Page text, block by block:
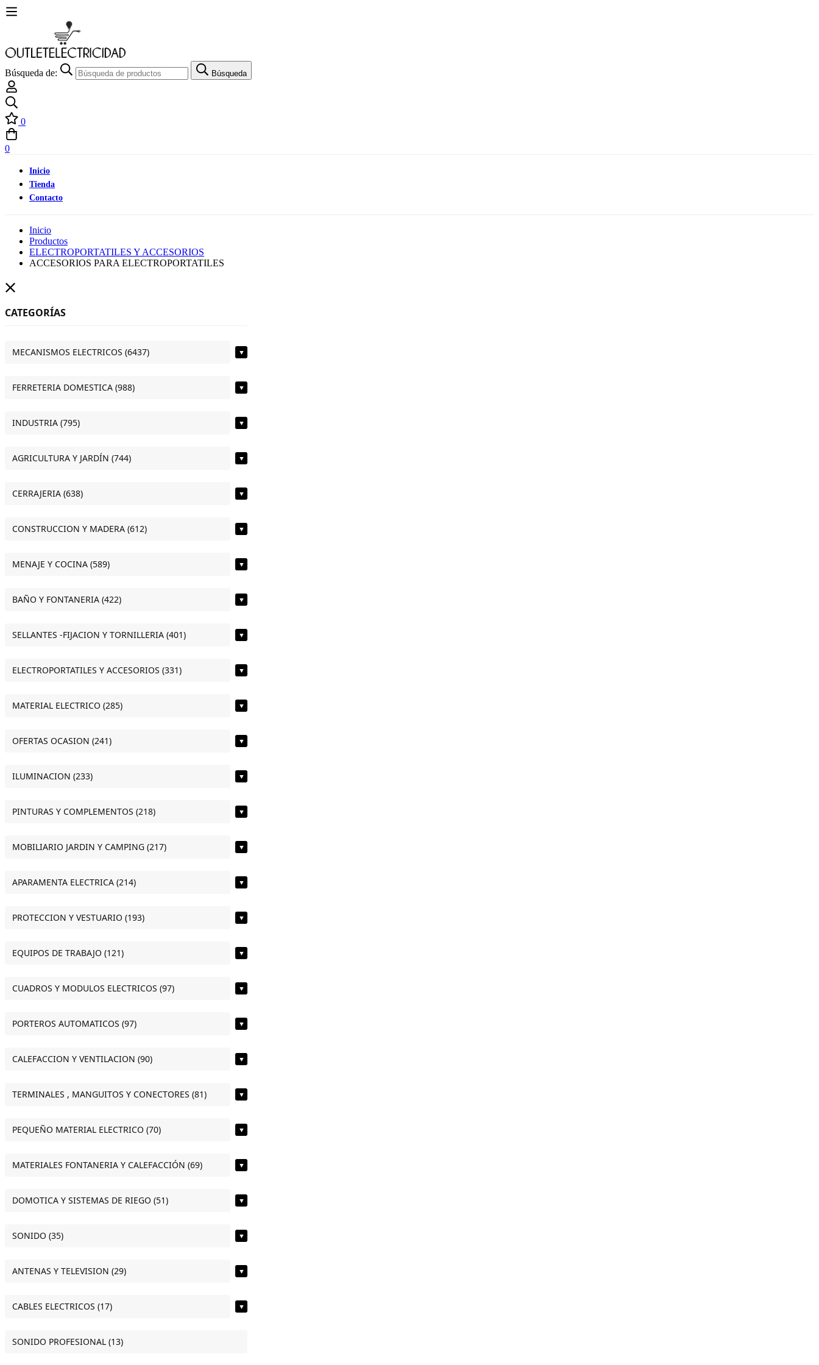
Búsqueda de: Búsqueda
0
0
Inicio
Tienda
Contacto
Inicio
Productos
ELECTROPORTATILES Y ACCESORIOS
ACCESORIOS PARA ELECTROPORTATILES
CATEGORÍAS
MECANISMOS ELECTRICOS (6437) ▼
FERRETERIA DOMESTICA (988) ▼
INDUSTRIA (795) ▼
AGRICULTURA Y JARDÍN (744) ▼
CERRAJERIA (638) ▼
CONSTRUCCION Y MADERA (612) ▼
MENAJE Y COCINA (589) ▼
BAÑO Y FONTANERIA (422) ▼
SELLANTES -FIJACION Y TORNILLERIA (401) ▼
ELECTROPORTATILES Y ACCESORIOS (331) ▼
MATERIAL ELECTRICO (285) ▼
OFERTAS OCASION (241) ▼
ILUMINACION (233) ▼
PINTURAS Y COMPLEMENTOS (218) ▼
MOBILIARIO JARDIN Y CAMPING (217) ▼
APARAMENTA ELECTRICA (214) ▼
PROTECCION Y VESTUARIO (193) ▼
EQUIPOS DE TRABAJO (121) ▼
CUADROS Y MODULOS ELECTRICOS (97) ▼
PORTEROS AUTOMATICOS (97) ▼
CALEFACCION Y VENTILACION (90) ▼
TERMINALES , MANGUITOS Y CONECTORES (81) ▼
PEQUEÑO MATERIAL ELECTRICO (70) ▼
MATERIALES FONTANERIA Y CALEFACCIÓN (69) ▼
DOMOTICA Y SISTEMAS DE RIEGO (51) ▼
SONIDO (35) ▼
ANTENAS Y TELEVISION (29) ▼
CABLES ELECTRICOS (17) ▼
SONIDO PROFESIONAL (13)